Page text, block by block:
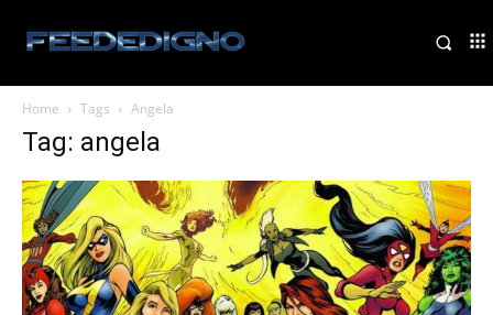
Home Tags Angela
Tag: angela